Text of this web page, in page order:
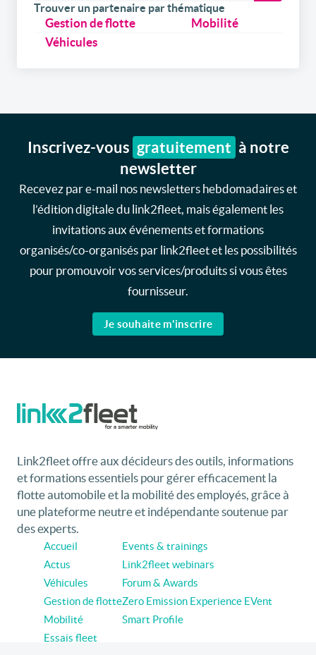
Trouver un partenaire par thématique
Gestion de flotte
Mobilité
Véhicules
Inscrivez-vous gratuitement à notre
newsletter
Recevez par e-mail nos newsletters hebdomadaires et
l’édition digitale du link2fleet, mais également les
invitations aux événements et formations
organisés/co-organisés par link2fleet et les possibilités
pour promouvoir vos services/produits si vous êtes
fournisseur.
Je souhaite m'inscrire
Link2fleet offre aux décideurs des outils, informations
et formations essentiels pour gérer efficacement la
flotte automobile et la mobilité des employés, grâce à
une plateforme neutre et indépendante soutenue par
des experts.
Accueil
Actus
Véhicules
Gestion de flotte
Mobilité
Essais fleet
Events & trainings
Link2fleet webinars
Forum & Awards
Zero Emission Experience EVent
Smart Profile